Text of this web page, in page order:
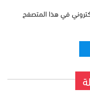
في هذا المتصفح